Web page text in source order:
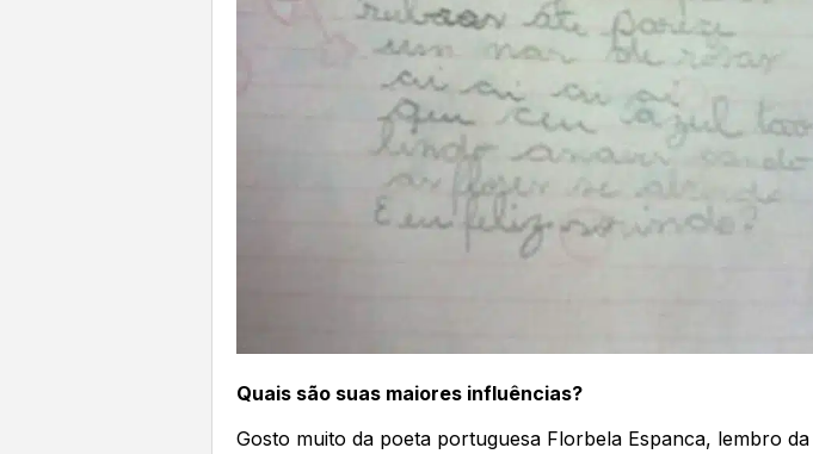
Quais são suas maiores influências?
Gosto muito da poeta portuguesa Florbela Espanca, lembro da